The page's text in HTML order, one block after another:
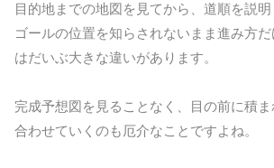
目的地までの地図を見てから、道順を説明
ゴールの位置を知らされないまま進み方
はだいぶ大きな違いがあります。
完成予想図を見ることなく、目の前に積
合わせていくのも厄介なことですよね。